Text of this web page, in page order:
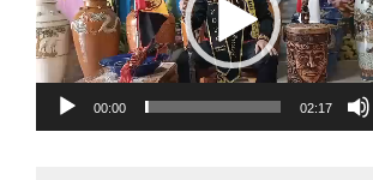
00:00 02:17